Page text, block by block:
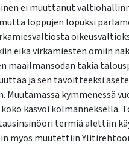
ei muuttanut
loppujen lopuksi
eikä virkamiesten omiin
maailmansodan takia
ja sen tavoitteeksi
Muutamassa kymmenessä
kasvoi kolmanneksella.
termiä alettiin
myös muutettiin